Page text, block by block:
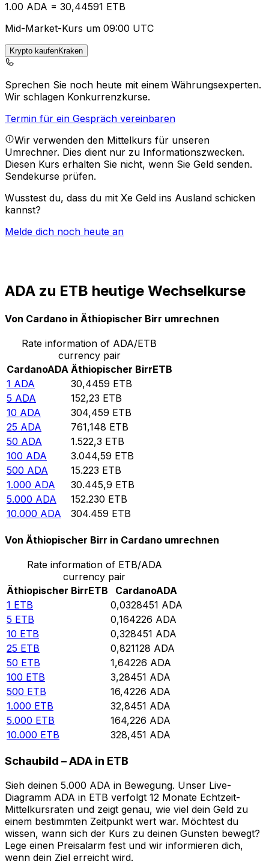
1.00 ADA = 30,44591 ETB
Mid-Market-Kurs um 09:00 UTC
Krypto kaufenKraken
Sprechen Sie noch heute mit einem Währungsexperten.
Wir schlagen Konkurrenzkurse.
Termin für ein Gespräch vereinbaren
Wir verwenden den Mittelkurs für unseren
Umrechner. Dies dient nur zu Informationszwecken.
Diesen Kurs erhalten Sie nicht, wenn Sie Geld senden.
Sendekurse prüfen.
Wusstest du, dass du mit Xe Geld ins Ausland schicken
kannst?
Melde dich noch heute an
ADA zu ETB heutige Wechselkurse
Von Cardano in Äthiopischer Birr umrechnen
Rate information of ADA/ETB
currency pair
CardanoADA Äthiopischer BirrETB
1 ADA 30,4459 ETB
5 ADA 152,23 ETB
10 ADA 304,459 ETB
25 ADA 761,148 ETB
50 ADA 1.522,3 ETB
100 ADA 3.044,59 ETB
500 ADA 15.223 ETB
1.000 ADA 30.445,9 ETB
5.000 ADA 152.230 ETB
10.000 ADA 304.459 ETB
Von Äthiopischer Birr in Cardano umrechnen
Rate information of ETB/ADA
currency pair
Äthiopischer BirrETB CardanoADA
1 ETB 0,0328451 ADA
5 ETB 0,164226 ADA
10 ETB 0,328451 ADA
25 ETB 0,821128 ADA
50 ETB 1,64226 ADA
100 ETB 3,28451 ADA
500 ETB 16,4226 ADA
1.000 ETB 32,8451 ADA
5.000 ETB 164,226 ADA
10.000 ETB 328,451 ADA
Schaubild – ADA in ETB
Sieh deinen 5.000 ADA in Bewegung. Unser Live-
Diagramm ADA in ETB verfolgt 12 Monate Echtzeit-
Mittelkursraten und zeigt genau, wie viel dein Geld zu
einem bestimmten Zeitpunkt wert war. Möchtest du
wissen, wann sich der Kurs zu deinen Gunsten bewegt?
Lege einen Preisalarm fest und wir informieren dich,
wenn dein Ziel erreicht wird.